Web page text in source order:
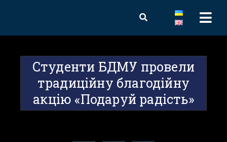
Студенти БДМУ провели
традиційну благодійну
акцію «Подаруй радість»